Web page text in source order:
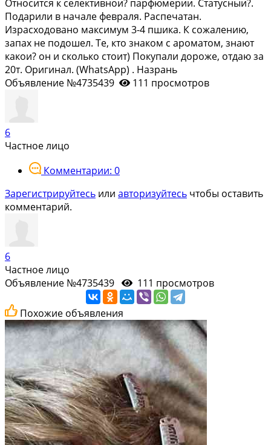
Относится к селективнои? парфюмерии. Статусныи?.
Подарили в начале февраля. Распечатан.
Израсходовано максимум 3-4 пшика. К сожалению,
запах не подошел. Те, кто знаком с ароматом, знают
какои? он и сколько стоит) Покупали дороже, отдаю за
20т. Оригинал. (WhаtsАрр) . Назрань
Объявление №4735439
111 просмотров
6
Частное лицо
Комментарии: 0
Зарегистрируйтесь или авторизуйтесь чтобы оставить
комментарий.
6
Частное лицо
Объявление №4735439
111 просмотров
Похожие объявления